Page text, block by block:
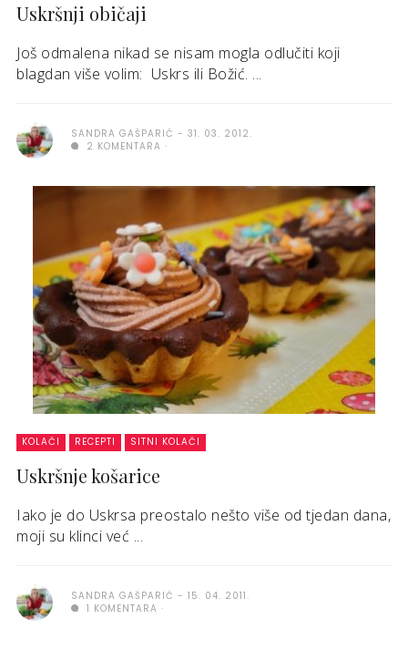
Uskršnji običaji
Još odmalena nikad se nisam mogla odlučiti koji
blagdan više volim: Uskrs ili Božić. ...
SANDRA GAŠPARIĆ
31. 03. 2012.
2 KOMENTARA
KOLAČI RECEPTI SITNI KOLAČI
Uskršnje košarice
Iako je do Uskrsa preostalo nešto više od tjedan dana,
moji su klinci već ...
SANDRA GAŠPARIĆ
15. 04. 2011.
1 KOMENTARA